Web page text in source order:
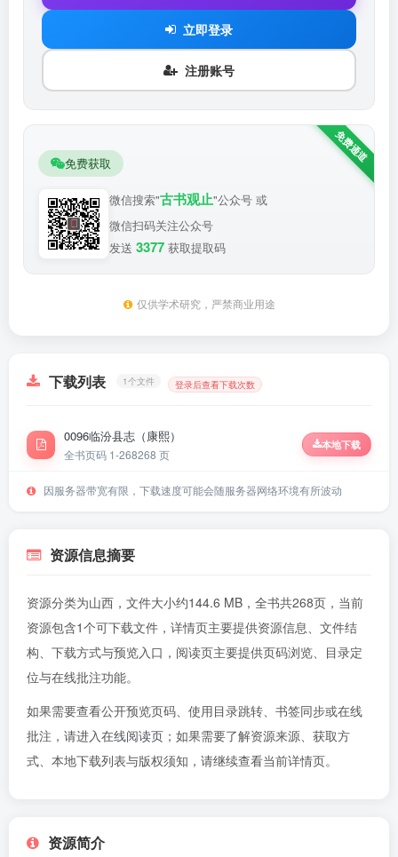
立即登录
注册账号
免费获取
微信搜索"古书观止"公众号 或
微信扫码关注公众号
发送 3377 获取提取码
仅供学术研究，严禁商业用途
下载列表 1个文件 登录后查看下载次数
0096临汾县志（康熙）
全书页码 1-268268 页
本地下载
因服务器带宽有限，下载速度可能会随服务器网络环境有所波动
资源信息摘要
资源分类为山西，文件大小约144.6 MB，全书共268页，当前
资源包含1个可下载文件，详情页主要提供资源信息、文件结
构、下载方式与预览入口，阅读页主要提供页码浏览、目录定
位与在线批注功能。
如果需要查看公开预览页码、使用目录跳转、书签同步或在线
批注，请进入在线阅读页 ；如果需要了解资源来源、获取方
式、本地下载列表与版权须知，请继续查看当前详情页。
资源简介